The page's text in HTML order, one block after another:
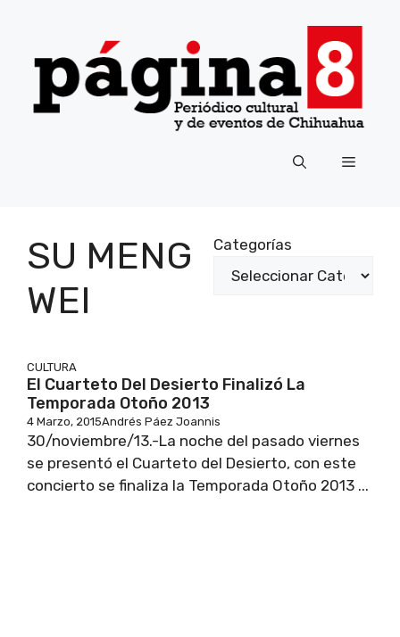
contenido
Menú
SU MENG
WEI
Categorías
CULTURA
El Cuarteto Del Desierto Finalizó La
Temporada Otoño 2013
4 Marzo, 2015Andrés Páez Joannis
30/noviembre/13.-La noche del pasado viernes
se presentó el Cuarteto del Desierto, con este
concierto se finaliza la Temporada Otoño 2013 ...